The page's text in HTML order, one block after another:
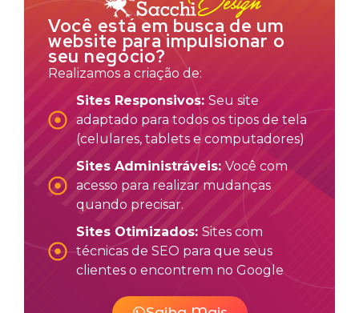
Você está em busca de um
website para impulsionar o
seu negócio?
Realizamos a criação de:
Sites Responsivos: Seu site
adaptado para todos os tipos de tela
(celulares, tablets e computadores)
Sites Administráveis: Você com
acesso para realizar mudanças
quando precisar.
Sites Otimizados: Sites com
técnicas de SEO para que seus
clientes o encontrem no Google